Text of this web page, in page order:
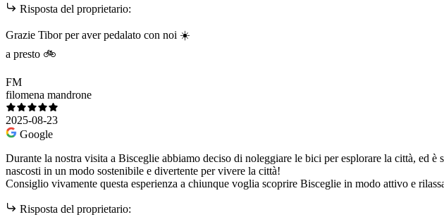
Risposta del proprietario:
Grazie Tibor per aver pedalato con noi ☀️
a presto 🚲
FM
filomena mandrone
2025-08-23
Google
Durante la nostra visita a Bisceglie abbiamo deciso di noleggiare le bici per esplorare la città, ed
nascosti in un modo sostenibile e divertente per vivere la città!
Consiglio vivamente questa esperienza a chiunque voglia scoprire Bisceglie in modo attivo e
Risposta del proprietario: